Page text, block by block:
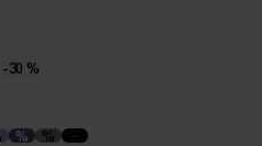
-30 %
% %